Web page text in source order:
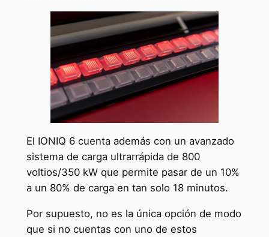
El IONIQ 6 cuenta además con un avanzado
sistema de carga ultrarrápida de 800
voltios/350 kW que permite pasar de un 10%
a un 80% de carga en tan solo 18 minutos.
Por supuesto, no es la única opción de modo
que si no cuentas con uno de estos